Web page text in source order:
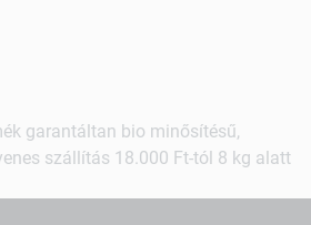
garantáltan bio minősítésű,
szállítás 18.000 Ft-tól 8 kg alatt